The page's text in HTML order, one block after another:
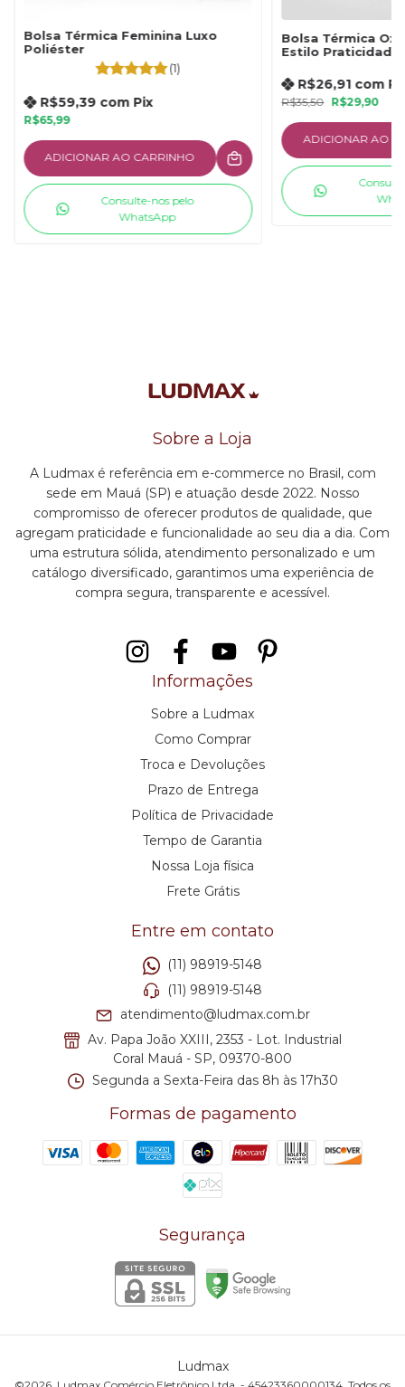
Bolsa Térmica Feminina Luxo
Poliéster
(1)
R$65,99
R$59,39 com Pix
ADICIONAR AO CARRINHO
Consulte-nos pelo
WhatsApp
Bolsa Térmica
Estilo Praticidade
R$35,50 R$29,90
R$26,91 com
ADICIONAR AO
Sobre a Loja
A Ludmax é referência em e-commerce no Brasil, com
sede em Mauá (SP) e atuação desde 2022. Nosso
compromisso de oferecer produtos de qualidade, que
agregam praticidade e funcionalidade ao seu dia a dia. Com
uma estrutura sólida, atendimento personalizado e um
catálogo diversificado, garantimos uma experiência de
compra segura, transparente e acessível.
Informações
Sobre a Ludmax
Como Comprar
Troca e Devoluções
Prazo de Entrega
Política de Privacidade
Tempo de Garantia
Nossa Loja física
Frete Grátis
Entre em contato
(11) 98919-5148
(11) 98919-5148
atendimento@ludmax.com.br
Av. Papa João XXIII, 2353 - Lot. Industrial
Coral Mauá - SP, 09370-800
Segunda a Sexta-Feira das 8h às 17h30
Formas de pagamento
Segurança
Ludmax